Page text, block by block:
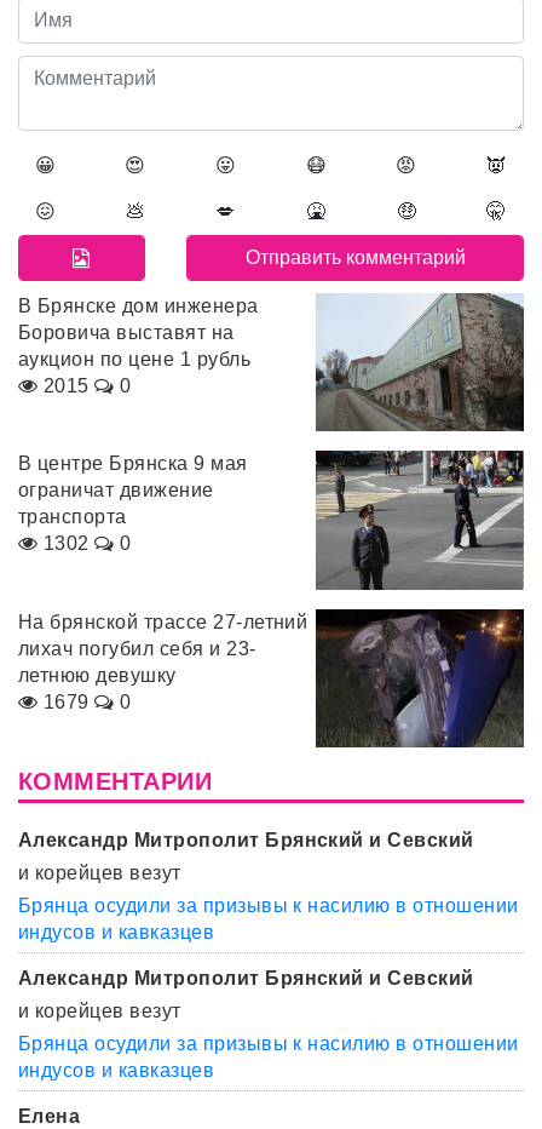
😀 😍 😛 😷 😡 👿
😖 💩 💋 🤮 🤑 🤫
В Брянске дом инженера
Боровича выставят на
аукцион по цене 1 рубль
2015
0
В центре Брянска 9 мая
ограничат движение
транспорта
1302
0
На брянской трассе 27-летний
лихач погубил себя и 23-
летнюю девушку
1679
0
КОММЕНТАРИИ
Александр Митрополит Брянский и Севский
и корейцев везут
Брянца осудили за призывы к насилию в отношении
индусов и кавказцев
Александр Митрополит Брянский и Севский
и корейцев везут
Брянца осудили за призывы к насилию в отношении
индусов и кавказцев
Елена